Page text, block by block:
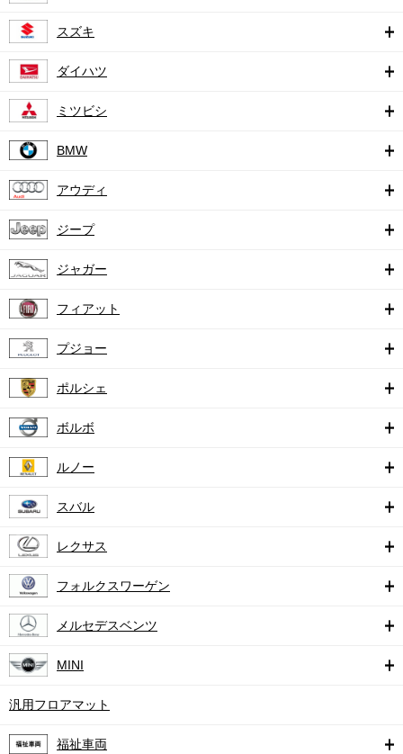
スズキ
ダイハツ
ミツビシ
BMW
アウディ
ジープ
ジャガー
フィアット
プジョー
ポルシェ
ボルボ
ルノー
スバル
レクサス
フォルクスワーゲン
メルセデスベンツ
MINI
汎用フロアマット
福祉車両